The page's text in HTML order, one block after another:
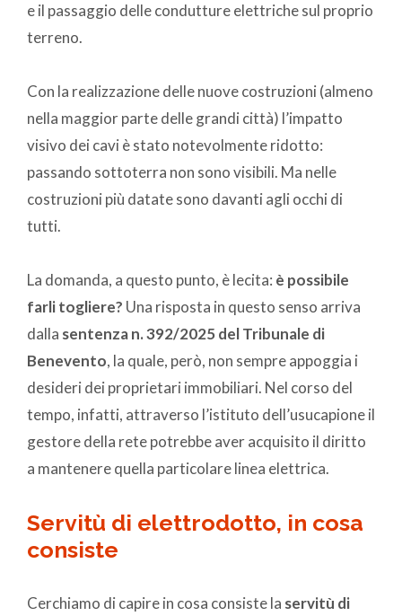
e il passaggio delle condutture elettriche sul proprio
terreno.
Con la realizzazione delle nuove costruzioni (almeno
nella maggior parte delle grandi città) l’impatto
visivo dei cavi è stato notevolmente ridotto:
passando sottoterra non sono visibili. Ma nelle
costruzioni più datate sono davanti agli occhi di
tutti.
La domanda, a questo punto, è lecita: è possibile
farli togliere? Una risposta in questo senso arriva
dalla sentenza n. 392/2025 del Tribunale di
Benevento, la quale, però, non sempre appoggia i
desideri dei proprietari immobiliari. Nel corso del
tempo, infatti, attraverso l’istituto dell’usucapione il
gestore della rete potrebbe aver acquisito il diritto
a mantenere quella particolare linea elettrica.
Servitù di elettrodotto, in cosa
consiste
Cerchiamo di capire in cosa consiste la servitù di